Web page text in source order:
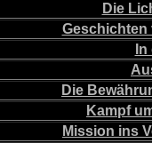
Die
Geschichten
Die
Kampf
Mission ins